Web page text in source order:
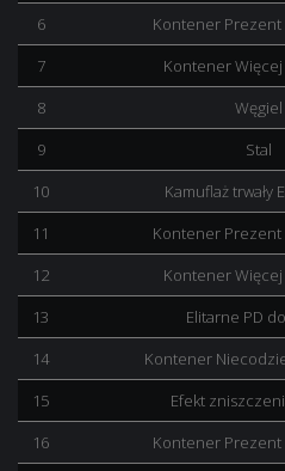
6
Kontener Prezent
7
Kontener Więcej
8
Węgiel
9
Stal
10
Kamuflaż trwały
11
Kontener Prezent
12
Kontener Więcej
13
Elitarne PD
14
Kontener
15
Efekt
16
Kontener Prezent